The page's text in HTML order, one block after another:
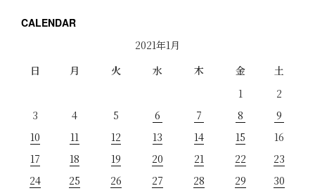
CALENDAR
2021年1月
日
月 火 水 木 金
土
1
2
3
4 5 6 7 8
9
10
11 12 13 14 15
16
17
18 19 20 21 22
23
24
25 26 27 28 29
30